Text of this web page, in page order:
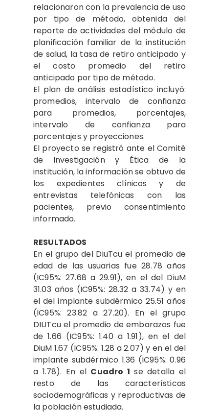
relacionaron con la prevalencia de uso
por tipo de método, obtenida del
reporte de actividades del módulo de
planificación familiar de la institución
de salud, la tasa de retiro anticipado y
el costo promedio del retiro
anticipado por tipo de método.
El plan de análisis estadístico incluyó:
promedios, intervalo de confianza
para promedios, porcentajes,
intervalo de confianza para
porcentajes y proyecciones.
El proyecto se registró ante el Comité
de Investigación y Ética de la
institución, la información se obtuvo de
los expedientes clínicos y de
entrevistas telefónicas con las
pacientes, previo consentimiento
informado.
RESULTADOS
En el grupo del DiuTcu el promedio de
edad de las usuarias fue 28.78 años
(IC95%: 27.68 a 29.91), en el del DiuM
31.03 años (IC95%: 28.32 a 33.74) y en
el del implante subdérmico 25.51 años
(IC95%: 23.82 a 27.20). En el grupo
DIUTcu el promedio de embarazos fue
de 1.66 (IC95%: 1.40 a 1.91), en el del
DiuM 1.67 (IC95%: 1.28 a 2.07) y en el del
implante subdérmico 1.36 (IC95%: 0.96
a 1.78). En el Cuadro 1 se detalla el
resto de las características
sociodemográficas y reproductivas de
la población estudiada.